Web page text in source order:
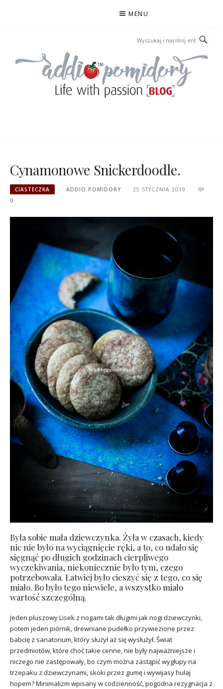
MENU
Cynamonowe Snickerdoodle.
CIASTECZKA ADDIO POMIDORY
25 STYCZNIA 2019
0
Była sobie mała dziewczynka. Żyła w czasach, kiedy
nic nie było na wyciągnięcie ręki, a to, co udało się
sięgnąć po długich godzinach cierpliwego
wyczekiwania, niekoniecznie było tym, czego
potrzebowała. Łatwiej było cieszyć się z tego, co się
miało. Bo było tego niewiele, a wszystko miało
wartość szczególną.
Jeden pluszowy Lisek z nogami tak długimi jak nogi dziewczynki,
potem jeden piórnik, drewniane pudełko przywiezione przez
babcię z sanatorium, który służył aż się wysłużył. Świat
przedmiotów, które choć takie cenne, nie były najważniejsze i
niczego nie zastępowały, bo czym można zastąpić wygłupy na
trzepaku z dziewczynami, skoki przez gumę i wywijasy hulaj
hopem? Minimalizm wpisany w codzienność, pogodna rezygnacja z